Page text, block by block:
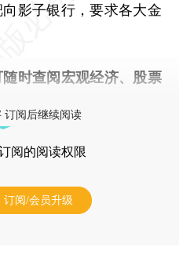
影子银行，要求各大金
随时查阅宏观经济、股票
订阅后继续阅读
阅的阅读权限
订阅/会员升级